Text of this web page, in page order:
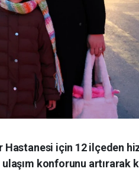
için 12 ilçeden
konforunu artırarak